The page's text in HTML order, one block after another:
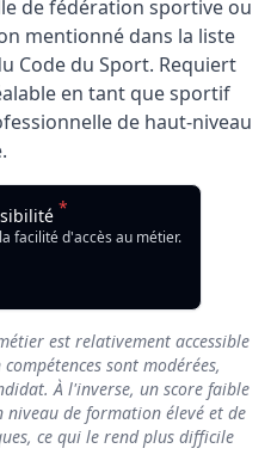
de fédération sportive ou
mentionné dans la liste
Code du Sport. Requiert
en tant que sportif
de haut-niveau
*
facilité d'accès au métier.
est relativement accessible
sont modérées,
À l'inverse, un score faible
de formation élevé et de
ce qui le rend plus difficile